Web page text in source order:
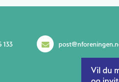
Vil du
133